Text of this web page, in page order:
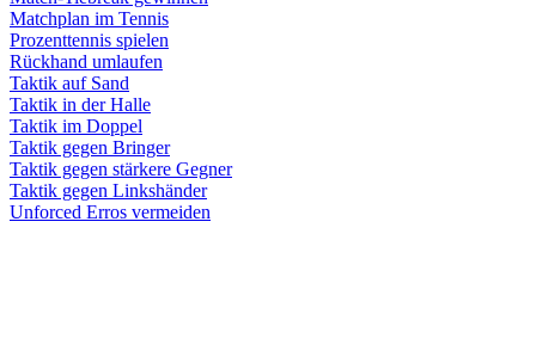
Matchplan im Tennis
Prozenttennis spielen
Rückhand umlaufen
Taktik auf Sand
Taktik in der Halle
Taktik im Doppel
Taktik gegen Bringer
Taktik gegen stärkere Gegner
Taktik gegen Linkshänder
Unforced Erros vermeiden